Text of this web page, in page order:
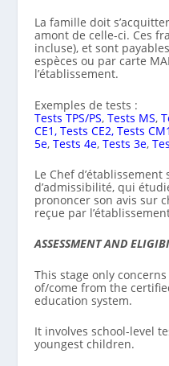
La famille doit
amont de celle-ci. Ces
incluse), et sont
espèces ou par carte
l’établissement.
Exemples de tests :
Tests TPS/PS, Tests MS,
CE1, Tests CE2, Tests
5e, Tests 4e, Tests 3e,
Le Chef d’établissement
d’admissibilité, qui
prononcer son avis sur
reçue par
ASSESSMENT AND
This stage only
of/come from the
education system.
It involves school-level
youngest children.